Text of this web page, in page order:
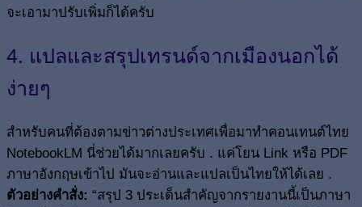
จะเอามาปรับเพิ่มก็ได้ครับ
4. แปลและสรุปเทรนด์จากเมืองนอกได้
ง่ายๆ
สำหรับคนที่ต้องตามข่าวต่างประเทศเพื่อมาทำคอนเทนต์ไทย
NotebookLM นี่ช่วยได้มากเลยครับ . แค่โยน Link หรือ PDF
ภาษาอังกฤษเข้าไป มันจะอ่านและแปลเป็นไทยให้ได้เลย .
ตัวอย่างคำสั่ง: “สรุป 3 ประเด็นสำคัญจากรายงานนี้เป็นภาษา